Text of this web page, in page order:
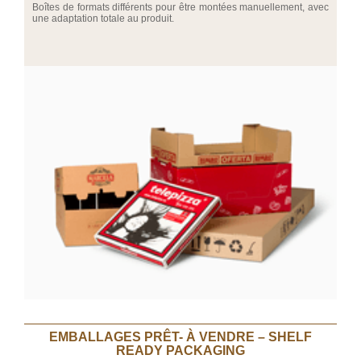
Boîtes de formats différents pour être montées manuellement, avec
une adaptation totale au produit.
EMBALLAGES PRÊT- À VENDRE – SHELF
READY PACKAGING